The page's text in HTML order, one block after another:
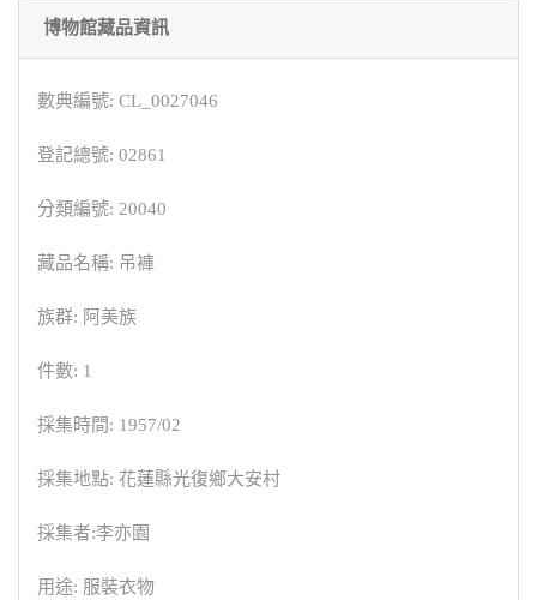
博物館藏品資訊
數典編號: CL_0027046
登記總號: 02861
分類編號: 20040
藏品名稱: 吊褲
族群: 阿美族
件數: 1
採集時間: 1957/02
採集地點: 花蓮縣光復鄉大安村
採集者:李亦園
用途: 服裝衣物